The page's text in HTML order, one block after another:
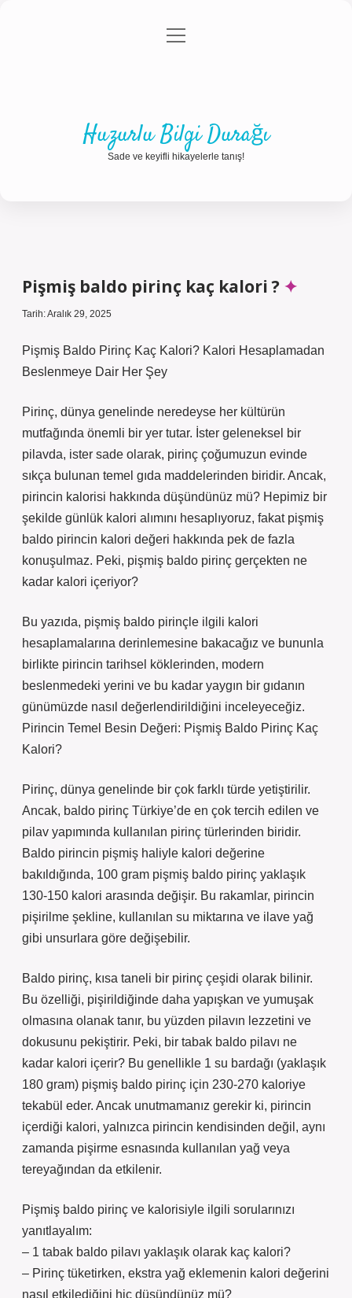
Gizlilik Politikası
menüyü
Huzurlu Bilgi Durağı
Sade ve keyifli hikayelerle tanış!
Pişmiş baldo pirinç kaç kalori ?
Tarih: Aralık 29, 2025
Pişmiş Baldo Pirinç Kaç Kalori? Kalori Hesaplamadan
Beslenmeye Dair Her Şey
Pirinç, dünya genelinde neredeyse her kültürün
mutfağında önemli bir yer tutar. İster geleneksel bir
pilavda, ister sade olarak, pirinç çoğumuzun evinde
sıkça bulunan temel gıda maddelerinden biridir. Ancak,
pirincin kalorisi hakkında düşündünüz mü? Hepimiz bir
şekilde günlük kalori alımını hesaplıyoruz, fakat pişmiş
baldo pirincin kalori değeri hakkında pek de fazla
konuşulmaz. Peki, pişmiş baldo pirinç gerçekten ne
kadar kalori içeriyor?
Bu yazıda, pişmiş baldo pirinçle ilgili kalori
hesaplamalarına derinlemesine bakacağız ve bununla
birlikte pirincin tarihsel köklerinden, modern
beslenmedeki yerini ve bu kadar yaygın bir gıdanın
günümüzde nasıl değerlendirildiğini inceleyeceğiz.
Pirincin Temel Besin Değeri: Pişmiş Baldo Pirinç Kaç
Kalori?
Pirinç, dünya genelinde bir çok farklı türde yetiştirilir.
Ancak, baldo pirinç Türkiye’de en çok tercih edilen ve
pilav yapımında kullanılan pirinç türlerinden biridir.
Baldo pirincin pişmiş haliyle kalori değerine
bakıldığında, 100 gram pişmiş baldo pirinç yaklaşık
130-150 kalori arasında değişir. Bu rakamlar, pirincin
pişirilme şekline, kullanılan su miktarına ve ilave yağ
gibi unsurlara göre değişebilir.
Baldo pirinç, kısa taneli bir pirinç çeşidi olarak bilinir.
Bu özelliği, pişirildiğinde daha yapışkan ve yumuşak
olmasına olanak tanır, bu yüzden pilavın lezzetini ve
dokusunu pekiştirir. Peki, bir tabak baldo pilavı ne
kadar kalori içerir? Bu genellikle 1 su bardağı (yaklaşık
180 gram) pişmiş baldo pirinç için 230-270 kaloriye
tekabül eder. Ancak unutmamanız gerekir ki, pirincin
içerdiği kalori, yalnızca pirincin kendisinden değil, aynı
zamanda pişirme esnasında kullanılan yağ veya
tereyağından da etkilenir.
Pişmiş baldo pirinç ve kalorisiyle ilgili sorularınızı
yanıtlayalım:
– 1 tabak baldo pilavı yaklaşık olarak kaç kalori?
– Pirinç tüketirken, ekstra yağ eklemenin kalori değerini
nasıl etkilediğini hiç düşündünüz mü?